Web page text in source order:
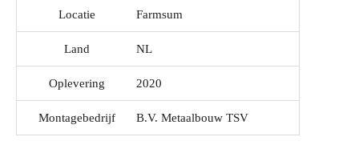
Locatie Farmsum
Land NL
Oplevering 2020
Montagebedrijf B.V. Metaalbouw TSV